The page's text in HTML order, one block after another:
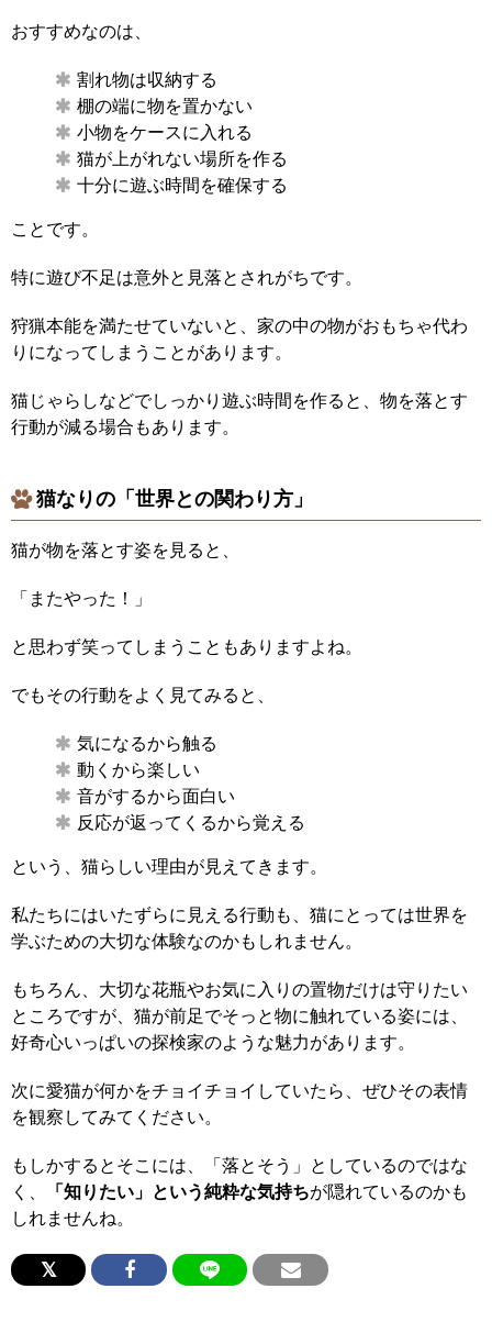
おすすめなのは、
割れ物は収納する
棚の端に物を置かない
小物をケースに入れる
猫が上がれない場所を作る
十分に遊ぶ時間を確保する
ことです。
特に遊び不足は意外と見落とされがちです。
狩猟本能を満たせていないと、家の中の物がおもちゃ代わ
りになってしまうことがあります。
猫じゃらしなどでしっかり遊ぶ時間を作ると、物を落とす
行動が減る場合もあります。
猫なりの「世界との関わり方」
猫が物を落とす姿を見ると、
「またやった！」
と思わず笑ってしまうこともありますよね。
でもその行動をよく見てみると、
気になるから触る
動くから楽しい
音がするから面白い
反応が返ってくるから覚える
という、猫らしい理由が見えてきます。
私たちにはいたずらに見える行動も、猫にとっては世界を
学ぶための大切な体験なのかもしれません。
もちろん、大切な花瓶やお気に入りの置物だけは守りたい
ところですが、猫が前足でそっと物に触れている姿には、
好奇心いっぱいの探検家のような魅力があります。
次に愛猫が何かをチョイチョイしていたら、ぜひその表情
を観察してみてください。
もしかするとそこには、「落とそう」としているのではな
く、
「知りたい」という純粋な気持ちが隠れているのかも
しれませんね。